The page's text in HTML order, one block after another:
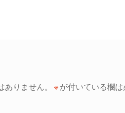
りません。 ※が付いている欄は